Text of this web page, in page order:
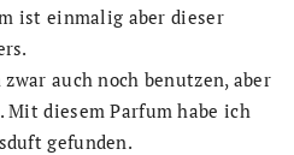
ist einmalig aber dieser
zwar auch noch benutzen, aber
diesem Parfum habe ich
gefunden.